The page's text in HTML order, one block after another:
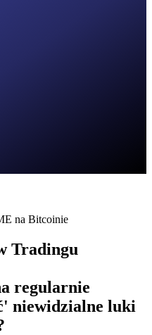
na Bitcoinie
Tradingu
regularnie
niewidzialne luki